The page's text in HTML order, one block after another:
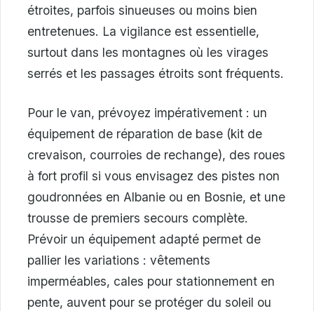
étroites, parfois sinueuses ou moins bien
entretenues. La vigilance est essentielle,
surtout dans les montagnes où les virages
serrés et les passages étroits sont fréquents.
Pour le van, prévoyez impérativement : un
équipement de réparation de base (kit de
crevaison, courroies de rechange), des roues
à fort profil si vous envisagez des pistes non
goudronnées en Albanie ou en Bosnie, et une
trousse de premiers secours complète.
Prévoir un équipement adapté permet de
pallier les variations : vêtements
imperméables, cales pour stationnement en
pente, auvent pour se protéger du soleil ou